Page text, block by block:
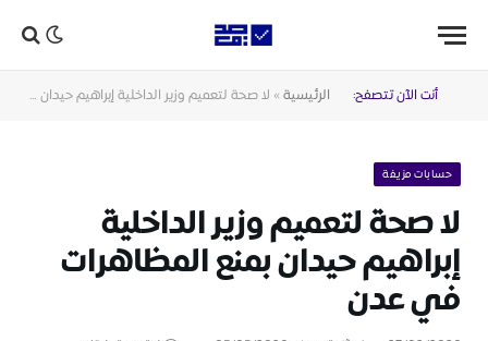
أنت الآن تتصفح: الرئيسية » لا صحة لتعميم وزير الداخلية إبراهيم حيدان بمنع المظاهرات في عدن
حسابات مزيفة
لا صحة لتعميم وزير الداخلية
إبراهيم حيدان بمنع المظاهرات
في عدن